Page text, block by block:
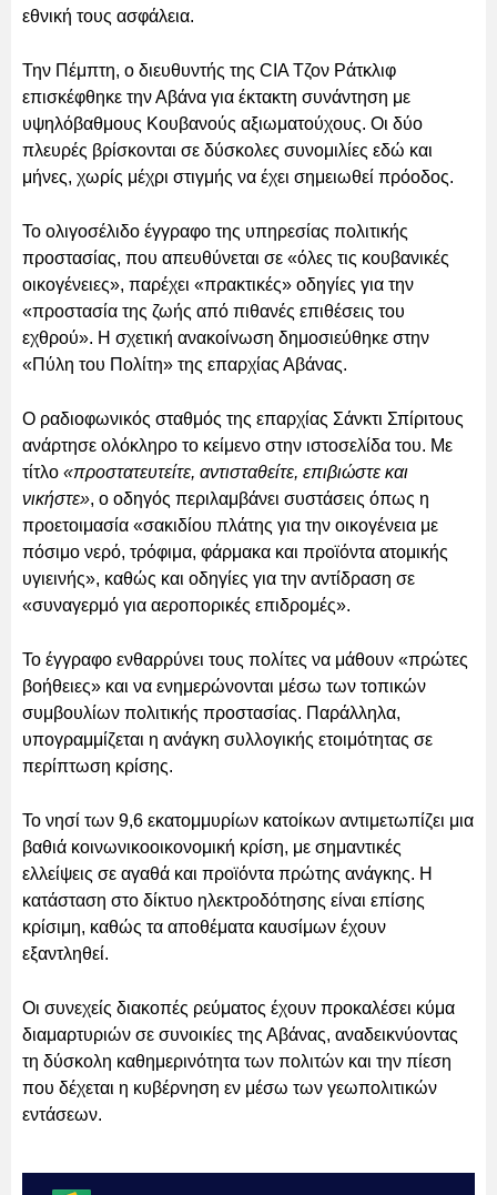
εθνική τους ασφάλεια.
Την Πέμπτη, ο διευθυντής της CIA Τζον Ράτκλιφ
επισκέφθηκε την Αβάνα για έκτακτη συνάντηση με
υψηλόβαθμους Κουβανούς αξιωματούχους. Οι δύο
πλευρές βρίσκονται σε δύσκολες συνομιλίες εδώ και
μήνες, χωρίς μέχρι στιγμής να έχει σημειωθεί πρόοδος.
Το ολιγοσέλιδο έγγραφο της υπηρεσίας πολιτικής
προστασίας, που απευθύνεται σε «όλες τις κουβανικές
οικογένειες», παρέχει «πρακτικές» οδηγίες για την
«προστασία της ζωής από πιθανές επιθέσεις του
εχθρού». Η σχετική ανακοίνωση δημοσιεύθηκε στην
«Πύλη του Πολίτη» της επαρχίας Αβάνας.
Ο ραδιοφωνικός σταθμός της επαρχίας Σάνκτι Σπίριτους
ανάρτησε ολόκληρο το κείμενο στην ιστοσελίδα του. Με
τίτλο «προστατευτείτε, αντισταθείτε, επιβιώστε και
νικήστε», ο οδηγός περιλαμβάνει συστάσεις όπως η
προετοιμασία «σακιδίου πλάτης για την οικογένεια με
πόσιμο νερό, τρόφιμα, φάρμακα και προϊόντα ατομικής
υγιεινής», καθώς και οδηγίες για την αντίδραση σε
«συναγερμό για αεροπορικές επιδρομές».
Το έγγραφο ενθαρρύνει τους πολίτες να μάθουν «πρώτες
βοήθειες» και να ενημερώνονται μέσω των τοπικών
συμβουλίων πολιτικής προστασίας. Παράλληλα,
υπογραμμίζεται η ανάγκη συλλογικής ετοιμότητας σε
περίπτωση κρίσης.
Το νησί των 9,6 εκατομμυρίων κατοίκων αντιμετωπίζει μια
βαθιά κοινωνικοοικονομική κρίση, με σημαντικές
ελλείψεις σε αγαθά και προϊόντα πρώτης ανάγκης. Η
κατάσταση στο δίκτυο ηλεκτροδότησης είναι επίσης
κρίσιμη, καθώς τα αποθέματα καυσίμων έχουν
εξαντληθεί.
Οι συνεχείς διακοπές ρεύματος έχουν προκαλέσει κύμα
διαμαρτυριών σε συνοικίες της Αβάνας, αναδεικνύοντας
τη δύσκολη καθημερινότητα των πολιτών και την πίεση
που δέχεται η κυβέρνηση εν μέσω των γεωπολιτικών
εντάσεων.